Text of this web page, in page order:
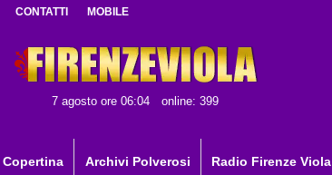
CONTATTI MOBILE
7 agosto ore 06:04 online: 399
Copertina Archivi Polverosi Radio Firenze Viola